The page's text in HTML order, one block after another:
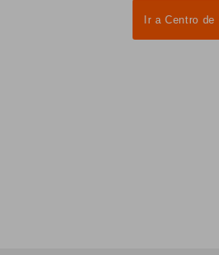
Ir a Centro de